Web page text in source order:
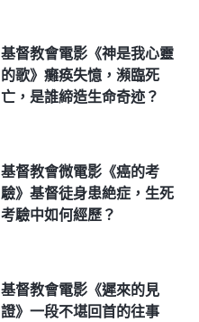
基督教會電影《神是我心靈
的歌》癱痪失憶，瀕臨死
亡，是誰締造生命奇迹？
基督教會微電影《癌的考
驗》基督徒身患絶症，生死
考驗中如何經歷？
基督教會電影《遲來的見
證》一段不堪回首的往事